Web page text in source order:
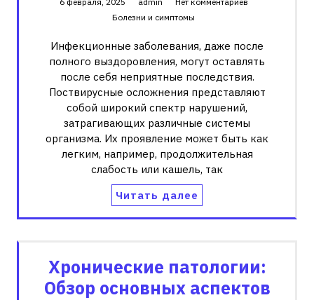
Болезни и симптомы
Инфекционные заболевания, даже после
полного выздоровления, могут оставлять
после себя неприятные последствия.
Поствирусные осложнения представляют
собой широкий спектр нарушений,
затрагивающих различные системы
организма. Их проявление может быть как
легким, например, продолжительная
слабость или кашель, так
Читать далее
Хронические патологии:
Обзор основных аспектов